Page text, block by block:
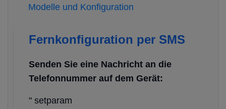
Modelle und Konfiguration
Fernkonfiguration per SMS
Senden Sie eine Nachricht an die
Telefonnummer auf dem Gerät:
" setparam